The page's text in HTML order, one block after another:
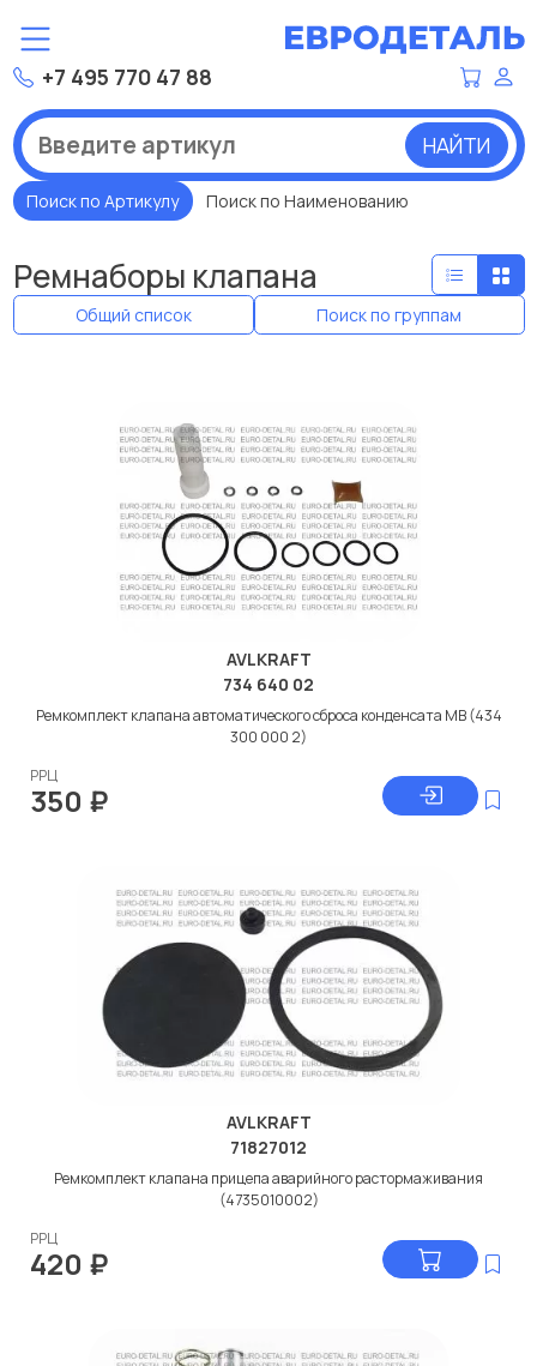
+7 495 770 47 88
НАЙТИ
Поиск по Артикулу Поиск по Наименованию
Ремнаборы клапана
Общий список Поиск по группам
AVLKRAFT
734 640 02
Ремкомплект клапана автоматического сброса конденсата МВ (434
300 000 2)
РРЦ
350 ₽
AVLKRAFT
71827012
Ремкомплект клапана прицепа аварийного растормаживания
(4735010002)
РРЦ
420 ₽